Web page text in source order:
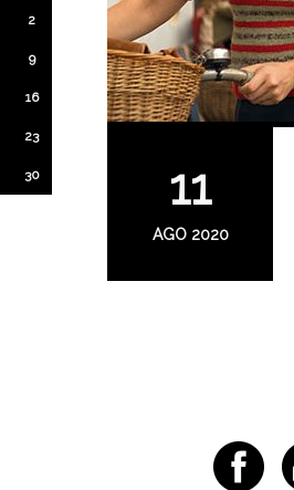
11
AGO 2020
2
9
16
23
30